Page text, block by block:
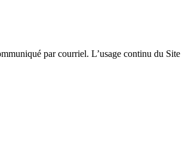
par courriel. L’usage continu du Site